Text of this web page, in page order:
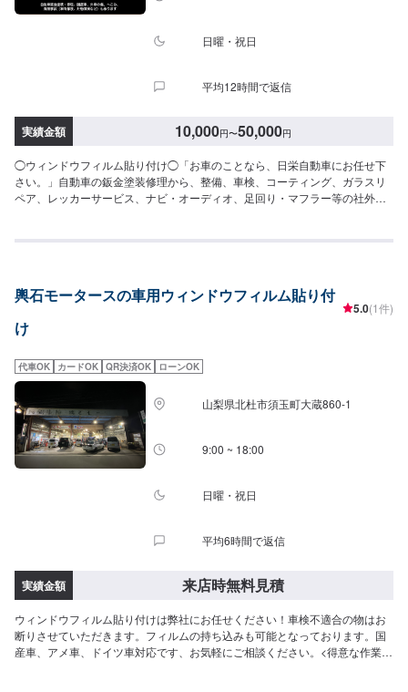
日曜・祝日
平均12時間で返信
実績金額 10,000円〜50,000円
◯ウィンドウフィルム貼り付け◯「お車のことなら、日栄自動車にお任せ下
さい。」自動車の鈑金塗装修理から、整備、車検、コーティング、ガラスリ
ペア、レッカーサービス、ナビ・オーディオ、足回り・マフラー等の社外パ
ります。こすり傷、へこみ、クリア剥げを鈑金で修理いたします。--------------
ツのお持ち込みについて◯新品・中古パーツのお持ち込み可能ですオファー
にて詳細をお送り頂きますようお願い致します。◯代車について◯代車無料
貸出しております。作業中は代車をご利用ください。燃料代はお客様にご負
9:00~18:00
輿石モータースの車用ウィンドウフィルム貼り付
け
5.0(1件)
代車OK カードOK QR決済OK ローンOK
山梨県北杜市須玉町大蔵860-1
9:00 ~ 18:00
日曜・祝日
平均6時間で返信
実績金額 来店時無料見積
ウィンドウフィルム貼り付けは弊社にお任せください！車検不適合の物はお
断りさせていただきます。フィルムの持ち込みも可能となっております。国
産車、アメ車、ドイツ車対応です、お気軽にご相談ください。<得意な作業・